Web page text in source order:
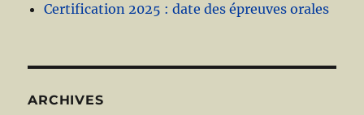
Certification 2025 : date des épreuves orales
ARCHIVES